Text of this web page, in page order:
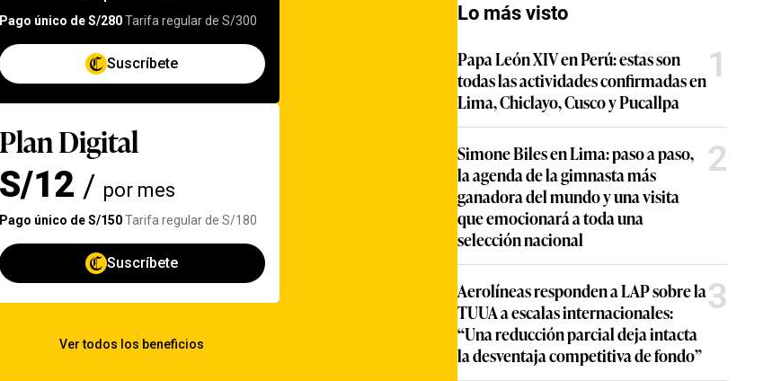
Lo más visto
Papa León XIV en Perú: estas son
todas las actividades confirmadas en
Lima, Chiclayo, Cusco y Pucallpa
1
Simone Biles en Lima: paso a paso,
la agenda de la gimnasta más
ganadora del mundo y una visita
que emocionará a toda una
selección nacional
2
Aerolíneas responden a LAP sobre la
TUUA a escalas internacionales:
“Una reducción parcial deja intacta
la desventaja competitiva de fondo”
3